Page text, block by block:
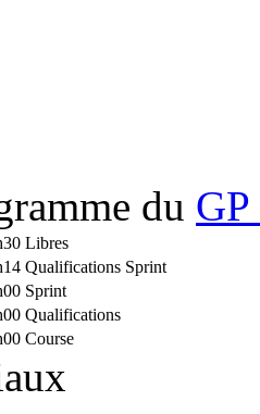
du
Libres
Qualifications Sprint
Sprint
Qualifications
Course